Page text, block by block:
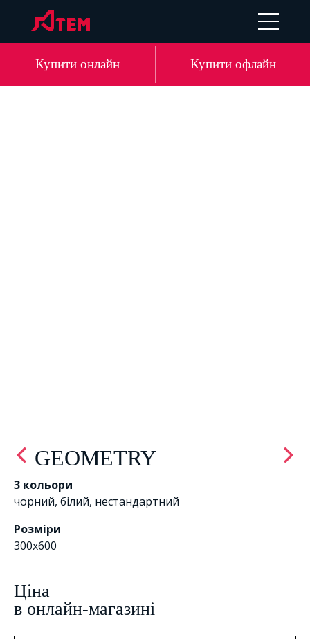
LV RU
Купити онлайн Купити офлайн
GEOMETRY
3 кольори
чорний, білий, нестандартний
Розміри
300x600
Цiна
в онлайн-магазині